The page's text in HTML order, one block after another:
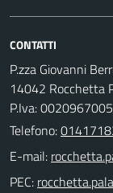
CONTATTI
P.zza Giovanni
14042 Rocchetta
P.Iva:
Telefono:
E-mail:
PEC: